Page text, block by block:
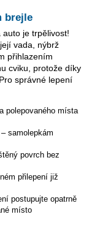
brejle
je trpělivost!
vada, nýbrž
přihlazením
cviku, protože díky
správné lepení
polepovaného místa
samolepkám
povrch bez
přilepení již
postupujte opatrně
místo